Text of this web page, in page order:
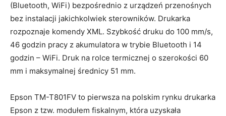
(Bluetooth, WiFi) bezpośrednio z urządzeń przenośnych
bez instalacji jakichkolwiek sterowników. Drukarka
rozpoznaje komendy XML. Szybkość druku do 100 mm/s,
46 godzin pracy z akumulatora w trybie Bluetooth i 14
godzin – WiFi. Druk na rolce termicznej o szerokości 60
mm i maksymalnej średnicy 51 mm.
Epson TM-T801FV to pierwsza na polskim rynku drukarka
Epson z tzw. modułem fiskalnym, która uzyskała